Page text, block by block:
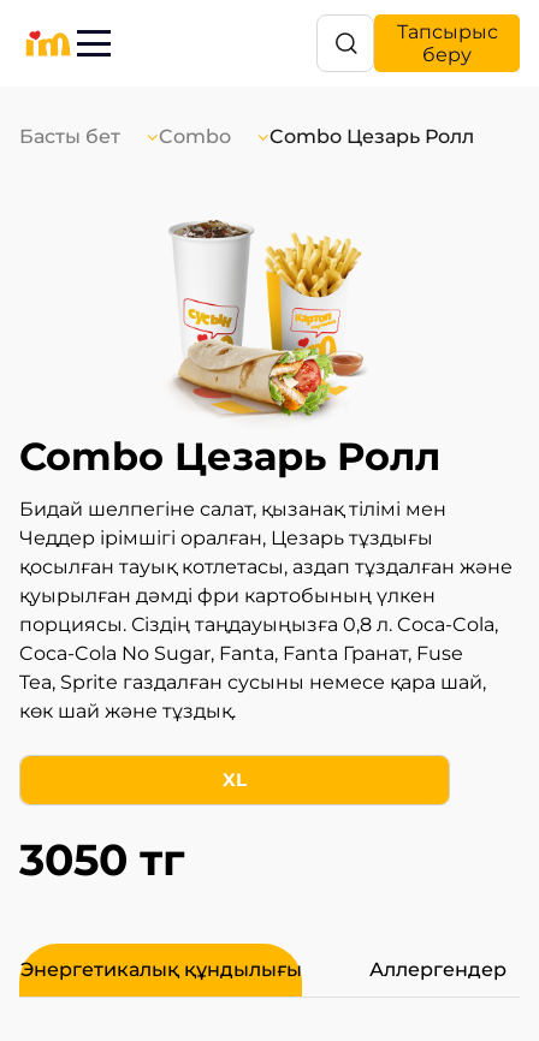
Тапсырыс
беру
Басты бет Combo Combo Цезарь Ролл
Combo Цезарь Ролл
Бидай шелпегіне салат, қызанақ тілімі мен
Чеддер ірімшігі оралған, Цезарь тұздығы
қосылған тауық котлетасы, аздап тұздалған және
қуырылған дәмді фри картобының үлкен
порциясы. Сіздің таңдауыңызға 0,8 л. Coca-Cola,
Coca-Cola No Sugar, Fanta, Fanta Гранат, Fuse
Tea, Sprite газдалған сусыны немесе қара шай,
көк шай және тұздық.
XL
3050 тг
Энергетикалық құндылығы Аллергендер